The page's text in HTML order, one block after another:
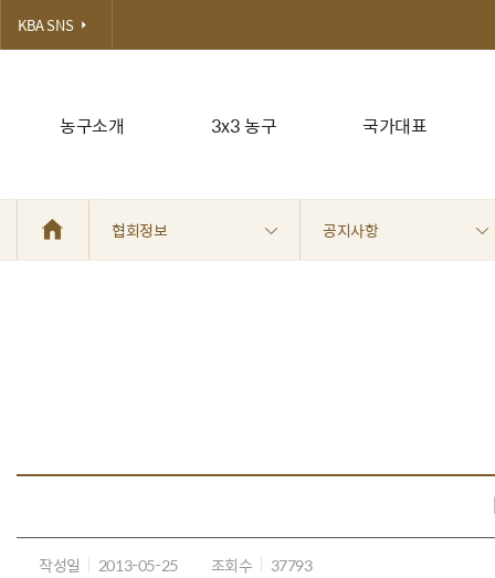
농구소개 3x3 농구 국가대표
KBA SNS
협회정보 공지사항
작성일 2013-05-25 조회수 37793